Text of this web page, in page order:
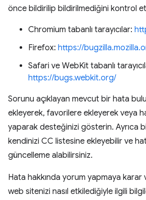
önce bildirilip bildirilmediğini kontrol
Chromium tabanlı tarayıcılar:
Firefox: https://
Safari ve WebKit tabanlı
https://bugs.webkit.org/
Sorunu açıklayan mevcut bir hata
ekleyerek, favorilere ekleyerek veya
yaparak desteğinizi gösterin. Ayrıca
kendinizi CC listesine ekleyebilir ve
güncelleme alabilirsiniz.
Hata hakkında yorum yapmaya karar
web sitenizi nasıl etkilediğiyle ilgili